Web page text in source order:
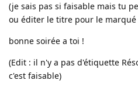
(je sais pas si faisable mais tu
ou éditer le titre pour le marqué
bonne soirée a toi !
(Edit : il n'y a pas d'étiquette
c'est faisable)